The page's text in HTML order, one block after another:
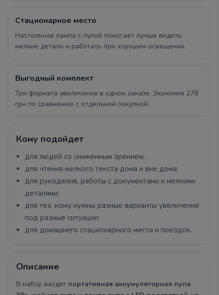
Стационарное место
Настольная лампа с лупой помогает лучше видеть
мелкие детали и работать при хорошем освещении.
Выгодный комплект
Три формата увеличения в одном заказе. Экономия 278
грн по сравнению с отдельной покупкой.
Кому подойдет
для людей со сниженным зрением;
для чтения мелкого текста дома и вне дома;
для рукоделия, работы с документами и мелкими
деталями;
для тех, кому нужны разные варианты увеличения
под разные ситуации;
для домашнего стационарного места и поездок.
Описание
В набор входят портативная аккумуляторная лупа